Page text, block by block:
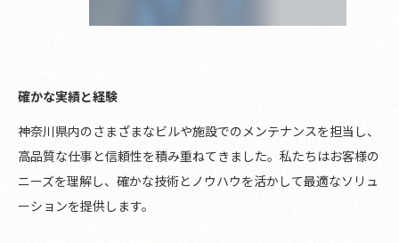
確かな実績と経験
神奈川県内のさまざまなビルや施設でのメンテナンスを担当し、
高品質な仕事と信頼性を積み重ねてきました。私たちはお客様の
ニーズを理解し、確かな技術とノウハウを活かして最適なソリュ
ーションを提供します。